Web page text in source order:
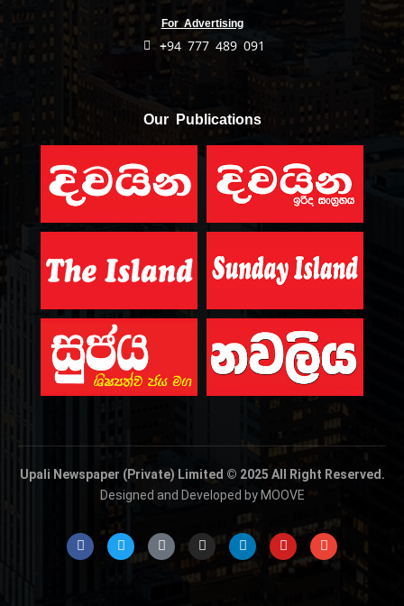
For Advertising
+94 777 489 091
Our Publications
Upali Newspaper (Private) Limited © 2025 All Right Reserved.
Designed and Developed by MOOVE